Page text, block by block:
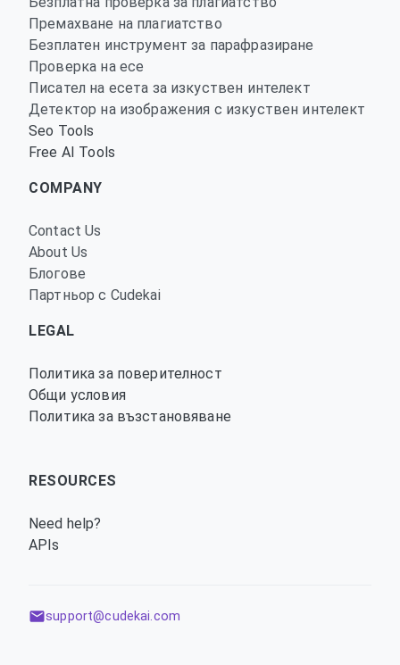
Премахване на плагиатство
Безплатен инструмент за парафразиране
Проверка на есе
Писател на есета за изкуствен интелект
Детектор на изображения с изкуствен интелект
Seo Tools
Free AI Tools
COMPANY
Contact Us
About Us
Блогове
Партньор с Cudekai
LEGAL
Политика за поверителност
Общи условия
Политика за възстановяване
RESOURCES
Need help?
APIs
support@cudekai.com